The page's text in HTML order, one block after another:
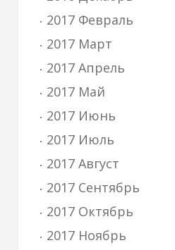
2017 Февраль
2017 Март
2017 Апрель
2017 Май
2017 Июнь
2017 Июль
2017 Август
2017 Сентябрь
2017 Октябрь
2017 Ноябрь